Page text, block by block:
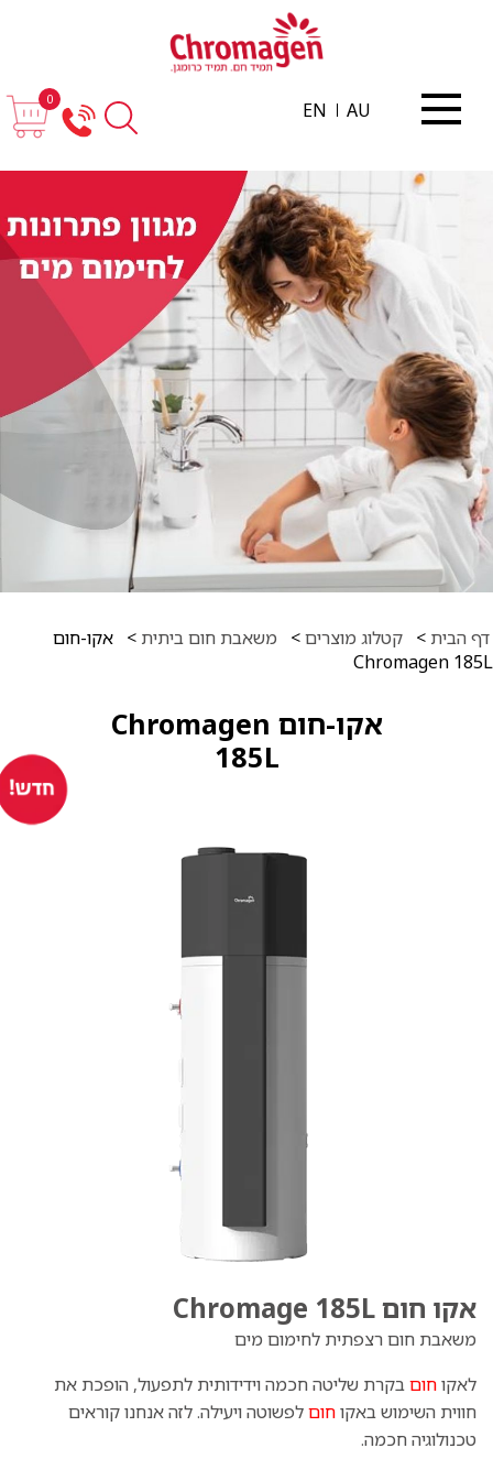
AU
EN
0
הבית> קטלוג מוצרים> משאבת חום ביתית>
אקו-חום
Chromagen
אקו-חום Chromagen
185L
אקו חום Chromage 185L
משאבת חום רצפתית לחימום מים
לאקוחוםבקרת שליטה חכמה וידידותית לתפעול, הופכת את
חווית השימוש באקוחוםלפשוטה ויעילה. לזה אנחנו קוראים
טכנולוגיה חכמה.